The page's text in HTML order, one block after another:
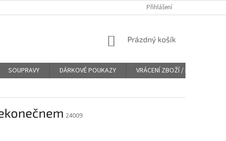
Přihlášení
NÁKUPNÍ
Prázdný košík
SOUPRAVY DÁRKOVÉ POUKAZY
VRÁCENÍ ZBOŽÍ / REKLAMACE
24009